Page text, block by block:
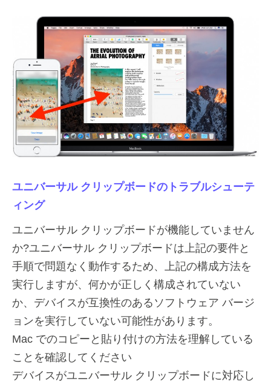
ユニバーサル クリップボードのトラブルシューテ
ィング
ユニバーサル クリップボードが機能していません
か?ユニバーサル クリップボードは上記の要件と
手順で問題なく動作するため、上記の構成方法を
実行しますが、何かが正しく構成されていない
か、デバイスが互換性のあるソフトウェア バージ
ョンを実行していない可能性があります。
Mac でのコピーと貼り付けの方法を理解している
ことを確認してください
デバイスがユニバーサル クリップボードに対応し